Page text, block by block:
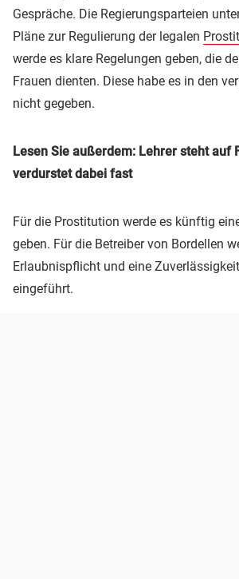
Gespräche. Die Regierungsparteien
Pläne zur Regulierung der legalen
werde es klare Regelungen geben, die
Frauen dienten. Diese habe es in den
nicht gegeben.
Lesen Sie außerdem: Lehrer steht auf
verdurstet dabei fast
Für die Prostitution werde es künftig
geben. Für die Betreiber von Bordellen
Erlaubnispflicht und eine
eingeführt.